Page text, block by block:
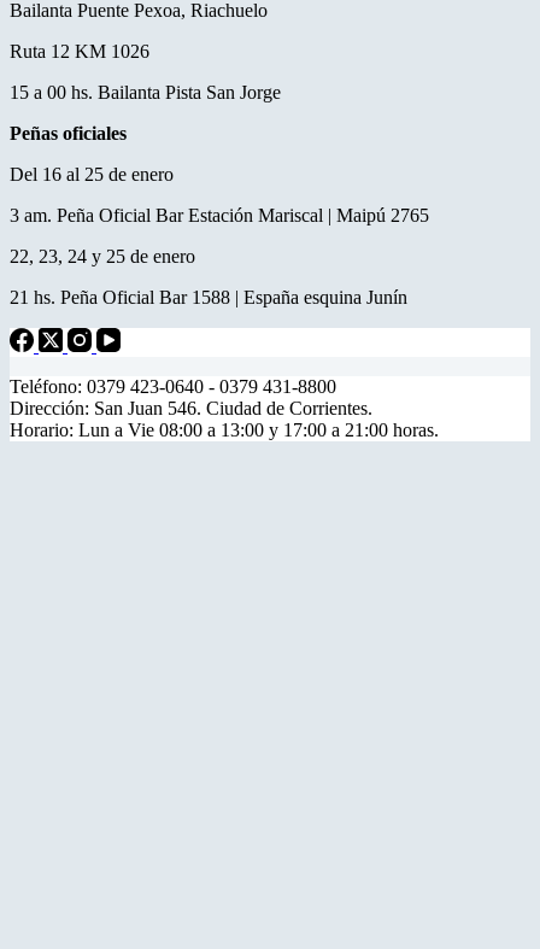
Bailanta Puente Pexoa, Riachuelo
Ruta 12 KM 1026
15 a 00 hs. Bailanta Pista San Jorge
Peñas oficiales
Del 16 al 25 de enero
3 am. Peña Oficial Bar Estación Mariscal | Maipú 2765
22, 23, 24 y 25 de enero
21 hs. Peña Oficial Bar 1588 | España esquina Junín
Teléfono: 0379 423-0640 - 0379 431-8800
Dirección: San Juan 546. Ciudad de Corrientes.
Horario: Lun a Vie 08:00 a 13:00 y 17:00 a 21:00 horas.